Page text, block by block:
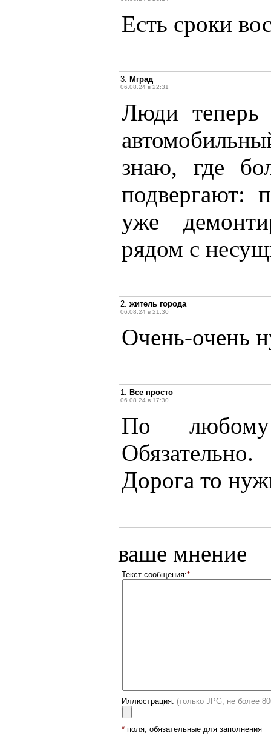
Есть сроки
3. Мград
06.08.24 в 22:31
Люди теперь
знаю, где
подвергают:
уже
рядом с
2. житель города
06.08.24 в 21:30
Очень-очень
1. Все просто
06.08.24 в 17:30
По любому
Дорога то
ваше мнение
Текст сообщения:*
Иллюстрация: (только JPG, не более
* поля, обязательные для заполнения